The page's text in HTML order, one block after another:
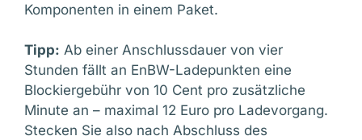
Komponenten in einem Paket.
Tipp: Ab einer Anschlussdauer von vier
Stunden fällt an EnBW-Ladepunkten eine
Blockiergebühr von 10 Cent pro zusätzliche
Minute an – maximal 12 Euro pro Ladevorgang.
Stecken Sie also nach Abschluss des